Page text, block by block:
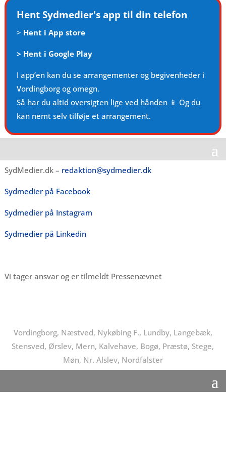
Hent Sydmedier's app til din telefon
> Hent i App store
> Hent i Google Play
I app’en kan du se arrangementer og begivenheder i
Vordingborg og omegn.
Så har du altid oversigten lige ved hånden 📱 Og du
kan nemt selv tilføje et arrangement.
SydMedier.dk – redaktion@sydmedier.dk
Sydmedier på Facebook
Sydmedier på Instagram
Sydmedier på Linkedin
Vi tager ansvar og er tilmeldt Pressenævnet
Vordingborg, Næstved, Nykøbing F., Lundby, Langebæk,
Stensved, Ørslev, Mern, Kalvehave, Bogø, Præstø, Stege,
Møn, Nr. Alslev, Nordfalster